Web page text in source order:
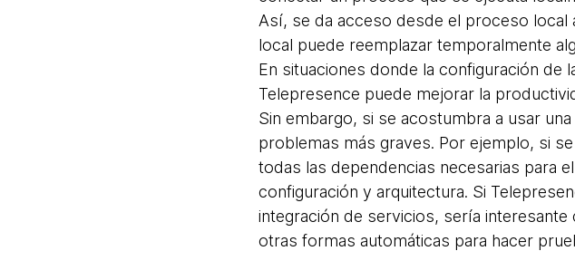
Así, se da acceso desde el proceso
local puede reemplazar temporalmente
En situaciones donde la configuración de
Telepresence puede mejorar la
Sin embargo, si se acostumbra a usar
problemas más graves. Por ejemplo, si
todas las dependencias necesarias para
configuración y arquitectura. Si
integración de servicios, sería interesante
otras formas automáticas para hacer